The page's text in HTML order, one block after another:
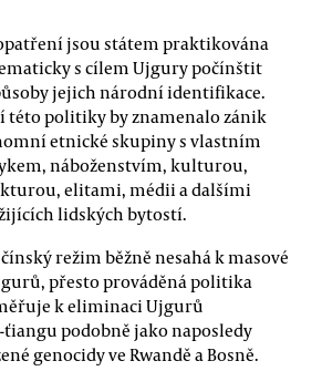
jsou státem praktikována
s cílem Ujgury počínštit
jejich národní identifikace.
této politiky by znamenalo zánik
etnické skupiny s vlastním
náboženstvím, kulturou,
elitami, médii a dalšími
lidských bytostí.
režim běžně nesahá k masové
přesto prováděná politika
k eliminaci Ujgurů
podobně jako naposledy
genocidy ve Rwandě a Bosně.